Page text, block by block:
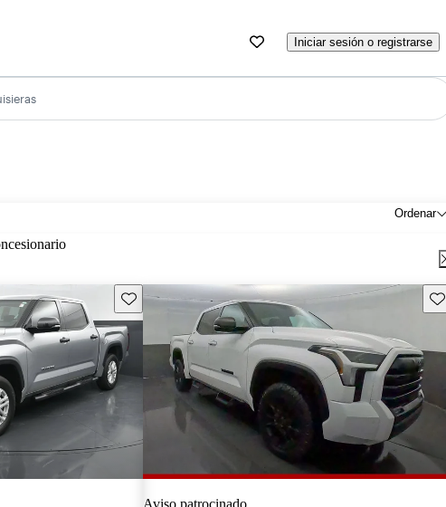
Iniciar sesión o registrarse
Ordenar
Guarda este Aviso
Aviso patrocinado